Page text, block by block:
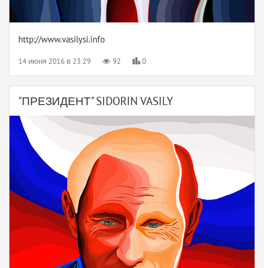
http://www.vasilysi.info
14 июня 2016 в 23:29 92 0
"ПРЕЗИДЕНТ" SIDORIN VASILY